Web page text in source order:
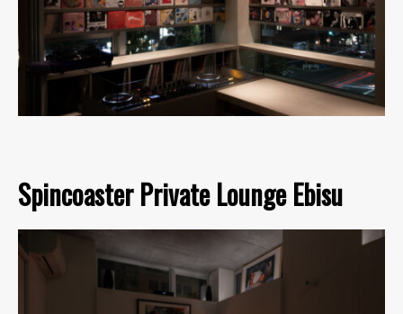
Spincoaster Private Lounge Ebisu